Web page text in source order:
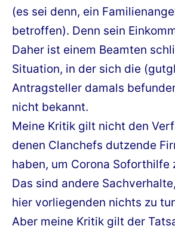
(es sei denn, ein
betroffen). Denn sein
Daher ist einem Beamten
Situation, in der sich die
Antragsteller damals
nicht bekannt.
Meine Kritik gilt nicht den
denen Clanchefs dutzende
haben, um Corona Soforthilfe
Das sind andere
hier vorliegenden nichts zu
Aber meine Kritik gilt der